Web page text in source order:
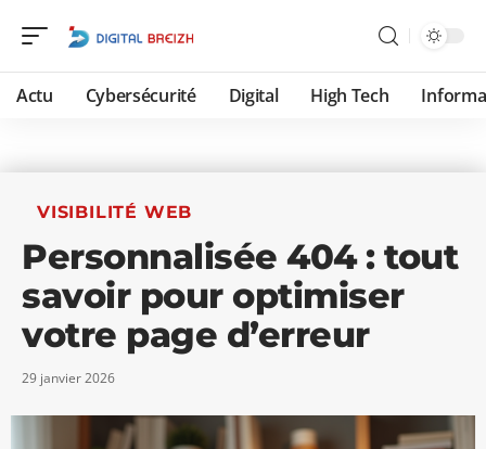
Actu Cybersécurité Digital High Tech
VISIBILITÉ WEB
Personnalisée 404 : tout
savoir pour optimiser
votre page d’erreur
29 janvier 2026